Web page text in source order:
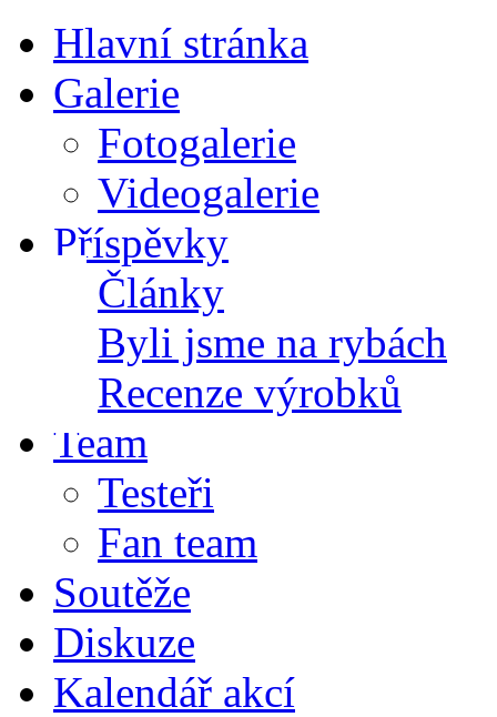
Hlavní stránka
Galerie
Fotogalerie
Videogalerie
Příspěvky
Články
Byli jsme na rybách
Recenze výrobků
Team
Testeři
Fan team
Soutěže
Diskuze
Kalendář akcí